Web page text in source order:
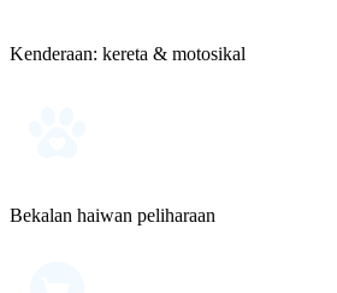
Kenderaan: kereta & motosikal
Bekalan haiwan peliharaan